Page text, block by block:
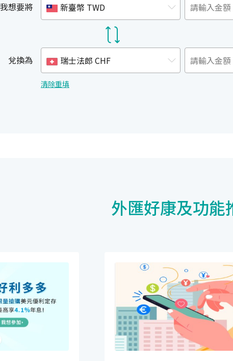
我想要將 新臺幣 TWD
兌換為 瑞士法郎 CHF
清除重填
外匯好康及功能